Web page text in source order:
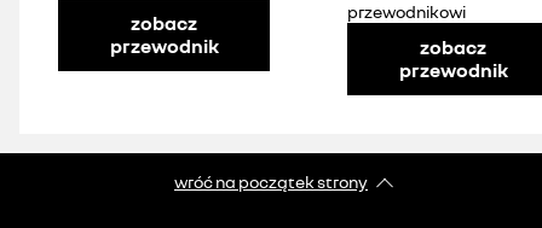
zobacz
przewodnik
przewodnikowi
zobacz
przewodnik
wróć na początek strony